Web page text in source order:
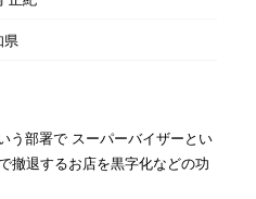
県
う部署で スーパーバイザーとい
撤退するお店を黒字化などの功